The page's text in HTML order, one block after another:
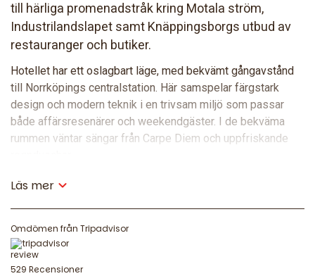
till härliga promenadstråk kring Motala ström,
Industrilandslapet samt Knäppingsborgs utbud av
restauranger och butiker.
Hotellet har ett oslagbart läge, med bekvämt gångavstånd
till Norrköpings centralstation. Här samspelar färgstark
design och modern teknik i en trivsam miljö som passar
både affärsresenärer och weekendgäster. I de bekväma
rummen väntar sängar från Carpe Diem och uppfriskande
Mat och dryck
I vår inbjudande lobbybar, serveras ett varierat utbud av
rätter, såsom kvällens husman, saftiga burgare och
alternativ för de små. Här kan du slå dig ner för en middag,
ett glas vin eller en kaffe. Varje morgon kan du njuta av en
Läs mer
Omdömen från Tripadvisor
529 Recensioner